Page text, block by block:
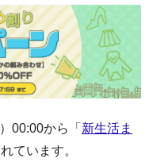
00:00から「 新生活ま
ています。